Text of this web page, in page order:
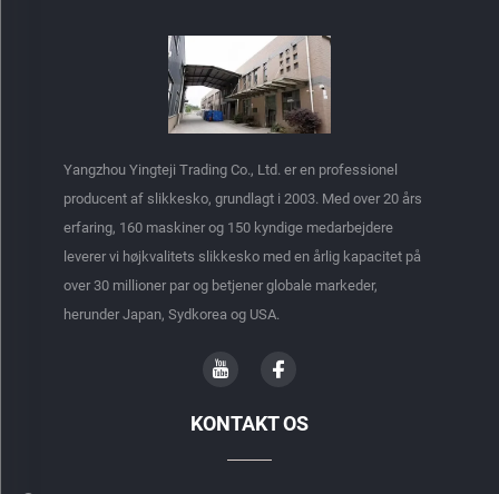
Yangzhou Yingteji Trading Co., Ltd. er en professionel
producent af slikkesko, grundlagt i 2003. Med over 20 års
erfaring, 160 maskiner og 150 kyndige medarbejdere
leverer vi højkvalitets slikkesko med en årlig kapacitet på
over 30 millioner par og betjener globale markeder,
herunder Japan, Sydkorea og USA.
KONTAKT OS